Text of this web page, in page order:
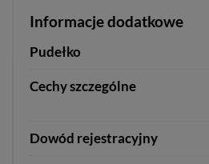
Informacje dodatkowe
Pudełko
Cechy szczególne
Dowód rejestracyjny